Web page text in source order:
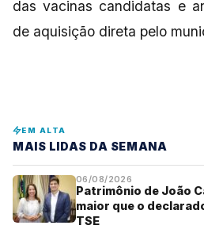
das vacinas candidatas e
de aquisição direta pelo
EM ALTA
MAIS LIDAS DA SEMANA
06/08/2026
Patrimônio de João
maior que o
TSE